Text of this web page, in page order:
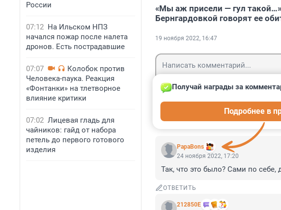
России
07:12 На Ильском НПЗ
начался пожар после налета
дронов. Есть пострадавшие
07:07
Колобок против
Человека-паука. Реакция
«Фонтанки» на тлетворное
влияние критики
07:02 Лицевая гладь для
чайников: гайд от набора
петель до первого готового
изделия
«Мы аж присели — гул
Бернгардовкой говорят ее
19 ноября 2022, 16:47
PapaBons
Получай награды за
Подробнее в
24 ноября 2022, 17:20
Так, что это было? Сами по себе,
ОТВЕТИТЬ
212850Е